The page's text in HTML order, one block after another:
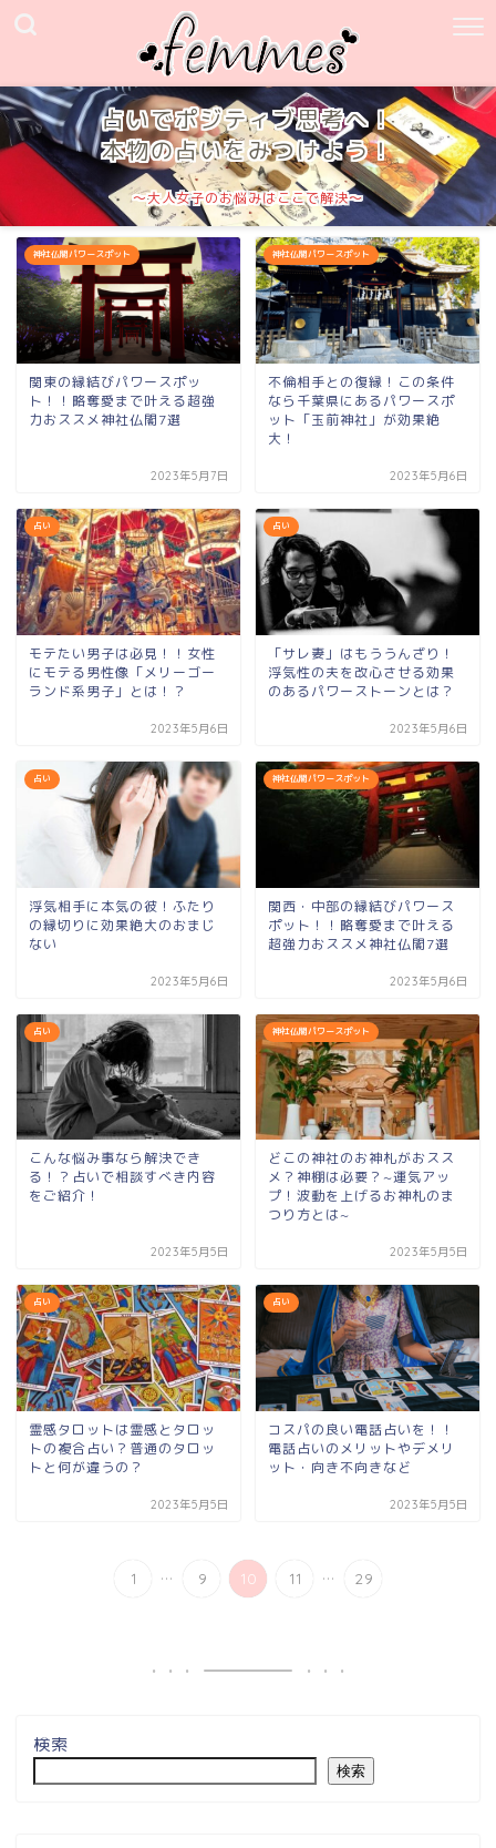
占いでポジティブ思考へ！
本物の占いをみつけよう！
～大人女子のお悩みはここで解決～
神社仏閣パワースポット
関東の縁結びパワースポッ
ト！！略奪愛まで叶える超強
力おススメ神社仏閣7選
2023年5月7日
神社仏閣パワースポット
不倫相手との復縁！この条件
なら千葉県にあるパワースポ
ット「玉前神社」が効果絶
大！
2023年5月6日
占い
モテたい男子は必見！！女性
にモテる男性像「メリーゴー
ランド系男子」とは！？
2023年5月6日
占い
「サレ妻」はもううんざり！
浮気性の夫を改心させる効果
のあるパワーストーンとは？
2023年5月6日
占い
浮気相手に本気の彼！ふたり
の縁切りに効果絶大のおまじ
ない
2023年5月6日
神社仏閣パワースポット
関西・中部の縁結びパワース
ポット！！略奪愛まで叶える
超強力おススメ神社仏閣7選
2023年5月6日
占い
こんな悩み事なら解決でき
る！？占いで相談すべき内容
をご紹介！
2023年5月5日
神社仏閣パワースポット
どこの神社のお神札がおスス
メ？神棚は必要？~運気アッ
プ！波動を上げるお神札のま
つり方とは~
2023年5月5日
占い
霊感タロットは霊感とタロッ
トの複合占い？普通のタロッ
トと何が違うの？
2023年5月5日
占い
コスパの良い電話占いを！！
電話占いのメリットやデメリ
ット・向き不向きなど
2023年5月5日
1 ... 9 10 11 ... 29
検索
検索